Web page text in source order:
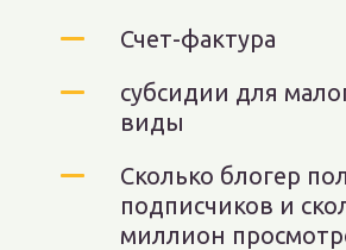
Счет-фактура
​субсидии для
виды
Сколько блогер
подписчиков и
миллион